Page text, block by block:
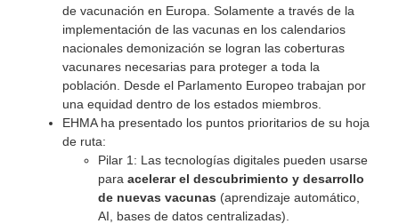
de vacunación en Europa. Solamente a través de la
implementación de las vacunas en los calendarios
nacionales demonización se logran las coberturas
vacunares necesarias para proteger a toda la
población. Desde el Parlamento Europeo trabajan por
una equidad dentro de los estados miembros.
EHMA ha presentado los puntos prioritarios de su hoja
de ruta:
Pilar 1: Las tecnologías digitales pueden usarse
para acelerar el descubrimiento y desarrollo
de nuevas vacunas (aprendizaje automático,
AI, bases de datos centralizadas).